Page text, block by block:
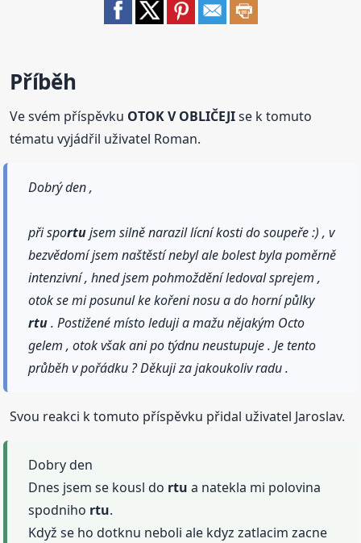
Příběh
Ve svém příspěvku OTOK V OBLIČEJIse k tomuto
tématu vyjádřil uživatel Roman.
Dobrý den ,
při sportujsem silně narazil lícní kosti do soupeře :) , v
bezvědomí jsem naštěstí nebyl ale bolest byla poměrně
intenzivní , hned jsem pohmoždění ledoval sprejem ,
otok se mi posunul ke kořeni nosu a do horní půlky
rtu. Postižené místo leduji a mažu nějakým Octo
gelem , otok však ani po týdnu neustupuje . Je tento
průběh v pořádku ? Děkuji za jakoukoliv radu .
Svou reakci k tomuto příspěvku přidal uživatel Jaroslav.
Dobry den
Dnes jsem se kousl do rtu a natekla mi polovina
spodniho rtu.
Když se ho dotknu neboli ale kdyz zatlacim zacne